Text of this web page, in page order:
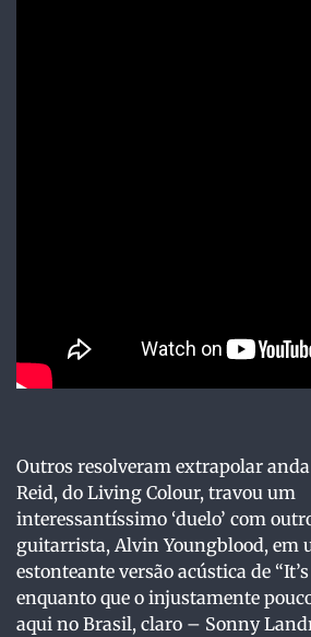
Outros resolveram extrapolar
Reid, do Living Colour, travou um
interessantíssimo ‘duelo’ com
guitarrista, Alvin Youngblood, em
estonteante versão acústica de
enquanto que o injustamente
aqui no Brasil, claro – Sonny